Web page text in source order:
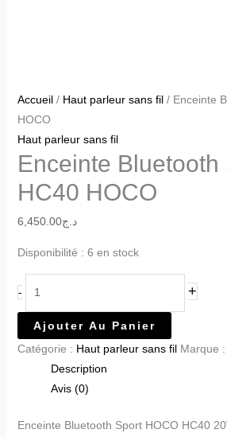
Accueil/ Haut parleur sans fil/ Enceinte
HOCO
Haut parleur sans fil
Enceinte Bluetooth
HC40 HOCO
د.ج6,450.00
Disponibilité : 6 en stock
- +
Ajouter Au Panier
Catégorie : Haut parleur sans fil Marque :
Description
Avis (0)
Enceinte Bluetooth Sport HOCO HC40